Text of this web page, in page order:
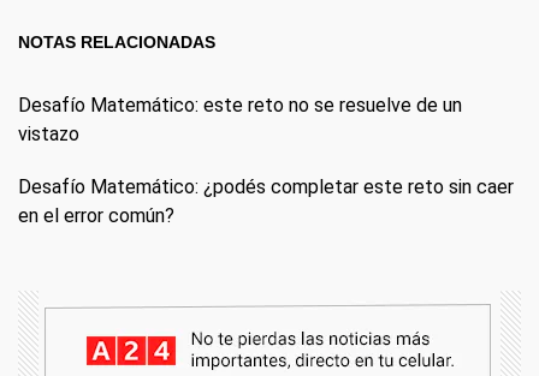
NOTAS RELACIONADAS
Desafío Matemático: este reto no se resuelve de un
vistazo
Desafío Matemático: ¿podés completar este reto sin caer
en el error común?